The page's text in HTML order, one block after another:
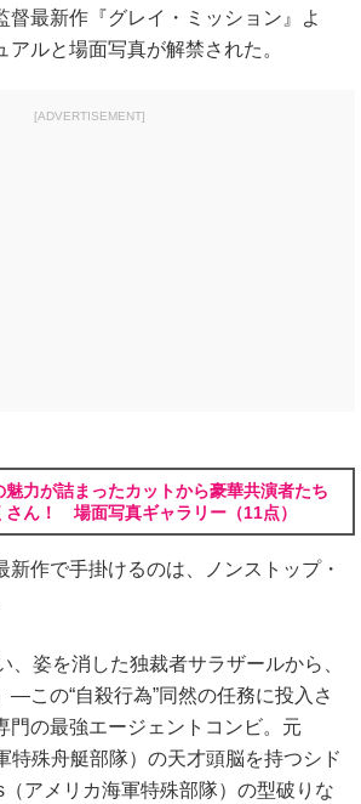
最新作『グレイ・ミッション』よ
アルと場面写真が解禁された。
[ADVERTISEMENT]
魅力が詰まったカットから豪華共演者たち
さん！ 場面写真ギャラリー（11点）
作で手掛けるのは、ノンストップ・
姿を消した独裁者サラザールから、
―この“自殺行為”同然の任務に投入さ
門の最強エージェントコンビ。元
特殊舟艇部隊）の天才頭脳を持つシド
アメリカ海軍特殊部隊）の型破りな